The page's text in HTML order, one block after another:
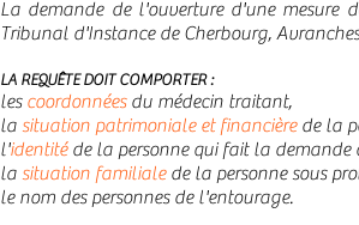
La demande de l'ouverture d'une mesure
Tribunal d'Instance de Cherbourg,
LA REQUÊTE DOIT COMPORTER :
les coordonnéesdu médecin traitant,
la situation patrimoniale et financière de la
l'identitéde la personne qui fait la demande
la situation familiale de la personne sous
le nom des personnes de l'entourage.